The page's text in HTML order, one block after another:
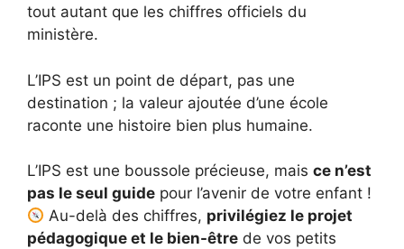
tout autant que les chiffres officiels du
ministère.
L’IPS est un point de départ, pas une
destination ; la valeur ajoutée d’une école
raconte une histoire bien plus humaine.
L’IPS est une boussole précieuse, mais ce n’est
pas le seul guide pour l’avenir de votre enfant !
Au-delà des chiffres, privilégiez le projet
pédagogique et le bien-être de vos petits